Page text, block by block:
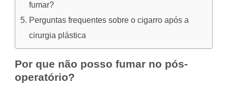
fumar?
Perguntas frequentes sobre o cigarro após a
cirurgia plástica
Por que não posso fumar no pós-
operatório?